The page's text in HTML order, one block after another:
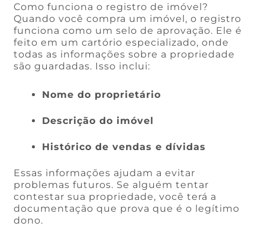
Como funciona o registro de imóvel?
Quando você compra um imóvel, o registro
funciona como um selo de aprovação. Ele é
feito em um cartório especializado, onde
todas as informações sobre a propriedade
são guardadas. Isso inclui:
Nome do proprietário
Descrição do imóvel
Histórico de vendas e dívidas
Essas informações ajudam a evitar
problemas futuros. Se alguém tentar
contestar sua propriedade, você terá a
documentação que prova que é o legítimo
dono.